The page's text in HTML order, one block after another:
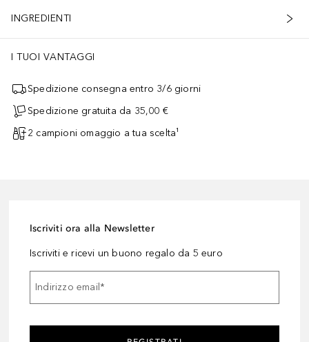
INGREDIENTI
I TUOI VANTAGGI
Spedizione consegna entro 3/6 giorni
Spedizione gratuita da 35,00 €
2 campioni omaggio a tua scelta¹
Iscriviti ora alla Newsletter
Iscriviti e ricevi un buono regalo da 5 euro
Indirizzo email*